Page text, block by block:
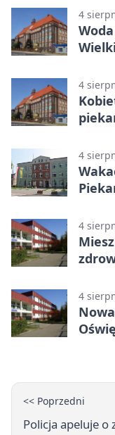
4
4
4
4
4
<< Poprzedni
Policja apeluje o